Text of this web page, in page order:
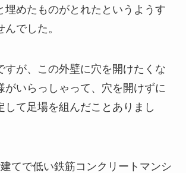
埋めたものがとれたというようす
でした。
すが、この外壁に穴を開けたくな
がいらっしゃって、穴を開けずに
して足場を組んだことありまし
てで低い鉄筋コンクリートマンシ